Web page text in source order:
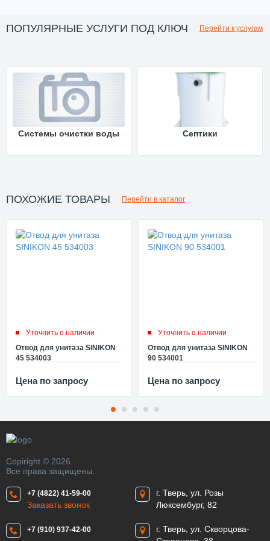
ПОПУЛЯРНЫЕ УСЛУГИ ПОД КЛЮЧ Перейти к услугам
Системы очистки воды Септики
ПОХОЖИЕ ТОВАРЫ Перейти в каталог
Уточнить о наличии
Отвод для унитаза SINIKON
45 534003
Цена по запросу
Уточнить о наличии
Отвод для унитаза SINIKON
90 534001
Цена по запросу
Copiright © 2026.
Все права защищены.
+7 (4822) 41-59-00
Заказать звонок
г. Тверь, ул. Розы
Люксембург, 82
+7 (910) 937-42-00
г. Тверь, ул. Скворцова-